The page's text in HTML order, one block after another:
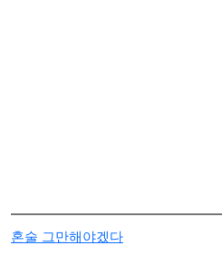
혼술 그만해야겠다